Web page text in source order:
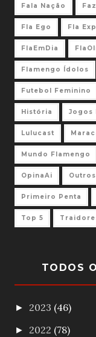
Fala Nação
Fla Ego Fla
FlaEmDia
Flamengo Ídolos
Futebol Feminino
História Jogos
Lulucast
Mundo Flamengo
OpinaAi
Primeiro Penta
Top 5
TODOS
► 2023 (46)
► 2022 (78)